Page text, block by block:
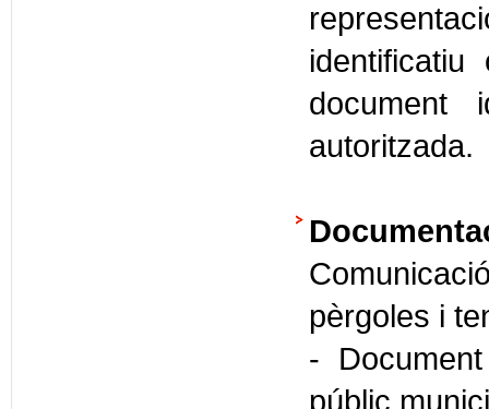
document
autoritzada.
pèrgoles i
-
públic